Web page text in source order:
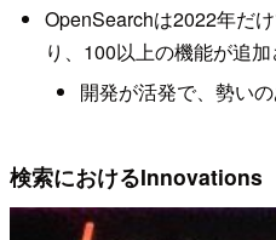
OpenSearchは2022年だ
り、100以上の機能が追
開発が活発で、勢い
検索におけるInnovations